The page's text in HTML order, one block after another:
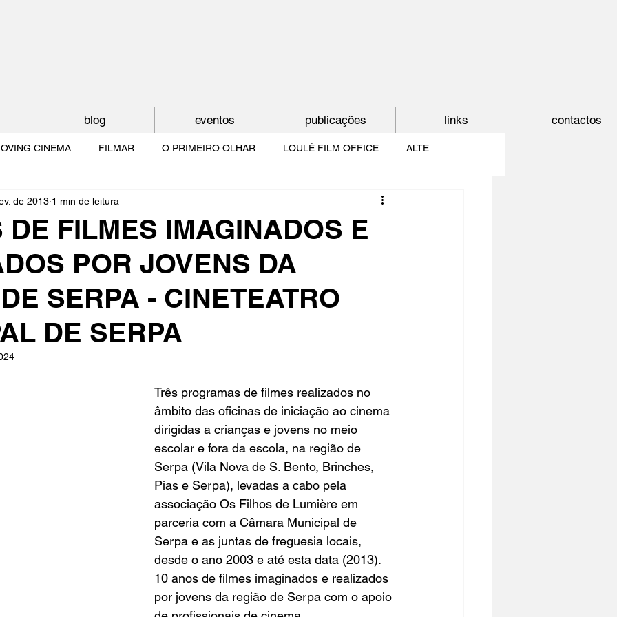
CINEMA FILMAR O PRIMEIRO OLHAR LOULÉ FILM OFFICE ALTE
O MUNDO À NOSSA VOLTA SHORTCUT
CINEMA POR DENTRO CRESCER COM O CINEMA NO PAÍS DO CINEMA
DE FILMES IMAGINADOS E
POR JOVENS DA
SERPA - CINETEATRO
DE SERPA
de 2013 1 min de leitura
Três programas de filmes realizados no
âmbito das oficinas de iniciação ao cinema
dirigidas a crianças e jovens no meio
escolar e fora da escola, na região de
Serpa (Vila Nova de S. Bento, Brinches,
Pias e Serpa), levadas a cabo pela
associação Os Filhos de Lumière em
parceria com a Câmara Municipal de
Serpa e as juntas de freguesia locais,
desde o ano 2003 e até esta data (2013).
10 anos de filmes imaginados e realizados
por jovens da região de Serpa com o apoio
blog eventos publicações links contactos